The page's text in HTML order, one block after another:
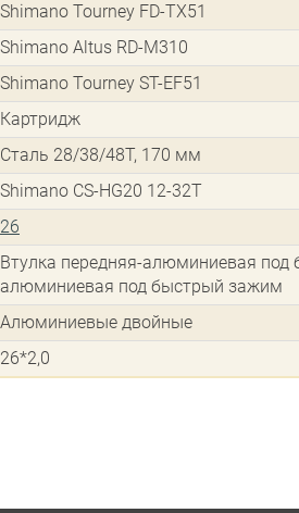
Shimano Tourney FD-TX51
Shimano Altus RD-M310
Shimano Tourney ST-EF51
Картридж
Сталь 28/38/48T, 170 мм
Shimano CS-HG20 12-32T
26
Втулка передняя-алюминиевая
алюминиевая под быстрый зажим
Алюминиевые двойные
26*2,0